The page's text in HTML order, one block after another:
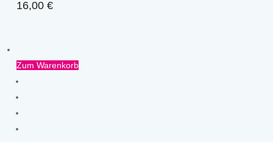
16,00€
Zum Warenkorb